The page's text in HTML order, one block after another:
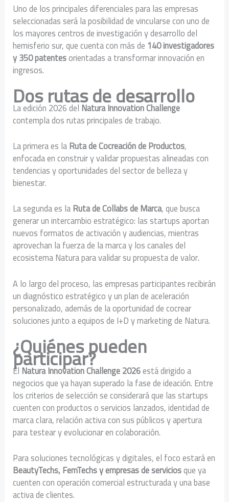
Uno de los principales diferenciales para las empresas
seleccionadas será la posibilidad de vincularse con uno de
los mayores centros de investigación y desarrollo del
hemisferio sur, que cuenta con más de 140 investigadores
y 350 patentesorientadas a transformar innovación en
ingresos.
Dos rutas de desarrollo
La edición 2026 del Natura Innovation Challenge
contempla dos rutas principales de trabajo.
La primera es laRuta de Cocreación de Productos,
enfocada en construir y validar propuestas alineadas con
tendencias y oportunidades del sector de belleza y
bienestar.
La segunda es laRuta de Collabs de Marca, que busca
generar un intercambio estratégico: las startups aportan
nuevos formatos de activación y audiencias, mientras
aprovechan la fuerza de la marca y los canales del
ecosistema Natura para validar su propuesta de valor.
A lo largo del proceso, las empresas participantes recibirán
un diagnóstico estratégico y un plan de aceleración
personalizado, además de la oportunidad de cocrear
soluciones junto a equipos de I+D y marketing de Natura.
¿Quiénes pueden
participar?
El Natura Innovation Challenge 2026está dirigido a
negocios que ya hayan superado la fase de ideación. Entre
los criterios de selección se considerará que las startups
cuenten con productos o servicios lanzados, identidad de
marca clara, relación activa con sus públicos y apertura
para testear y evolucionar en colaboración.
Para soluciones tecnológicas y digitales, el foco estará en
BeautyTechs, FemTechs y empresas de serviciosque ya
cuenten con operación comercial estructurada y una base
activa de clientes.